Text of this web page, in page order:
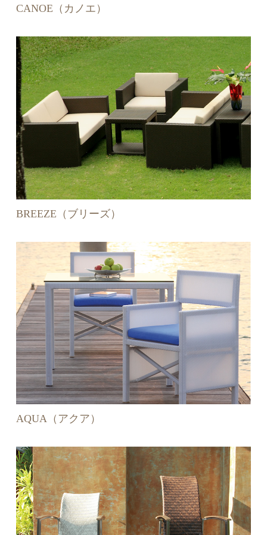
CANOE（カノエ）
BREEZE（ブリーズ）
AQUA（アクア）